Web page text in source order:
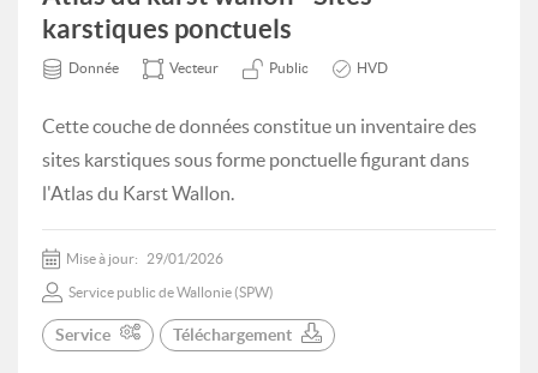
karstiques ponctuels
Donnée Vecteur Public HVD
Cette couche de données constitue un inventaire des
sites karstiques sous forme ponctuelle figurant dans
l'Atlas du Karst Wallon.
Mise à jour: 29/01/2026
Service public de Wallonie (SPW)
Service Téléchargement